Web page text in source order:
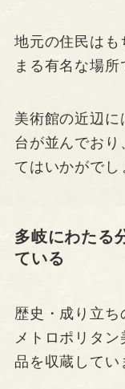
地元の住民はも
まる有名な場所
美術館の近辺に
台が並んでおり
てはいかがでし
多岐にわたる
ている
歴史・成り立ち
メトロポリタ
品を収蔵してい